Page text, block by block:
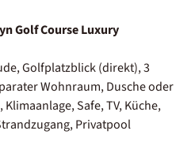
Golf Course Luxury
Golfplatzblick (direkt), 3
Wohnraum, Dusche oder
Safe, TV, Küche,
Privatpool